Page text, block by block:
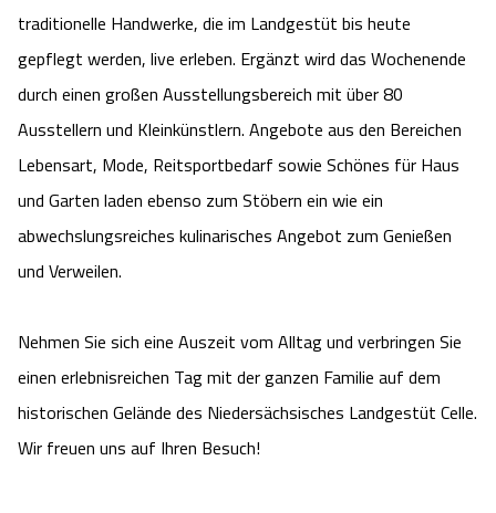
Veranstaltungen
Unterkünfte
Ausflugsziele
traditionelle Handwerke, die im Landgestüt bis heute
gepflegt werden, live erleben. Ergänzt wird das Wochenende
durch einen großen Ausstellungsbereich mit über 80
Ausstellern und Kleinkünstlern. Angebote aus den Bereichen
Lebensart, Mode, Reitsportbedarf sowie Schönes für Haus
und Garten laden ebenso zum Stöbern ein wie ein
abwechslungsreiches kulinarisches Angebot zum Genießen
und Verweilen.
Nehmen Sie sich eine Auszeit vom Alltag und verbringen Sie
einen erlebnisreichen Tag mit der ganzen Familie auf dem
historischen Gelände des Niedersächsisches Landgestüt Celle.
Wir freuen uns auf Ihren Besuch!